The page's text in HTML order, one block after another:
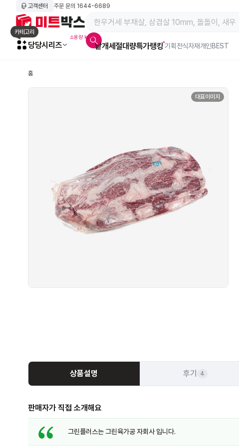
고객센터 주문 문의 1644-6689
메인 페이지 바로가기
카테고리
당당시리즈
소용량 kg육
낱개세절대량특가랭킹알람아이콘
기획전식자재개인BEST
홈
대표이미지
상품설명 후기 4
판매자가 직접 소개해요
그린플러스는 그린육가공 자회사 입니다.